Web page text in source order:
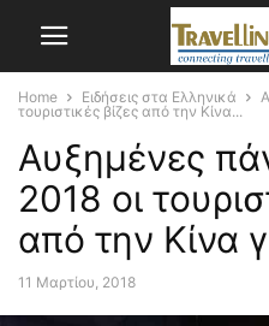
Home Ειδήσεις στα Ελληνικά
τουριστικές βίζες από την Κίνα...
Αυξημένες
2018 οι
από την Κίνα
11 Μαρτίου, 2018